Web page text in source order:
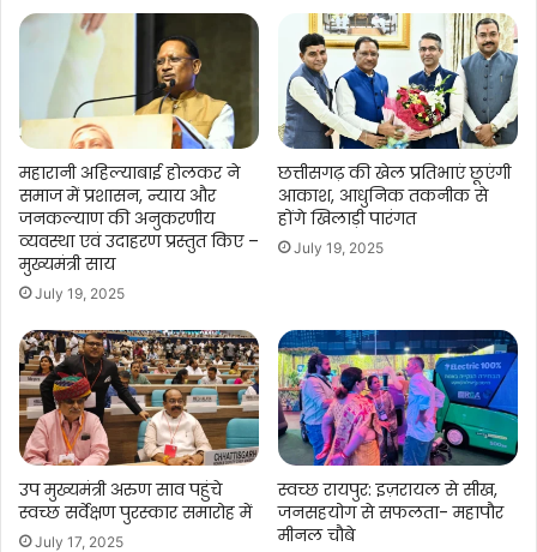
शामिल…..
महारानी अहिल्याबाई होलकर ने
समाज में प्रशासन, न्याय और
जनकल्याण की अनुकरणीय
व्यवस्था एवं उदाहरण प्रस्तुत किए –
मुख्यमंत्री साय
July 19, 2025
छत्तीसगढ़ की खेल प्रतिभाएं छूएंगी
आकाश, आधुनिक तकनीक से
होंगे खिलाड़ी पारंगत
July 19, 2025
उप मुख्यमंत्री अरुण साव पहुंचे
स्वच्छ सर्वेक्षण पुरस्कार समारोह में
July 17, 2025
स्वच्छ रायपुर: इज़रायल से सीख,
जनसहयोग से सफलता- महापौर
मीनल चौबे